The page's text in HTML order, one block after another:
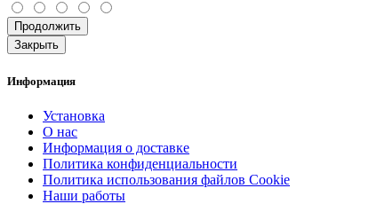
Продолжить
Закрыть
Информация
Установка
О нас
Информация о доставке
Политика конфиденциальности
Политика использования файлов Cookie
Наши работы